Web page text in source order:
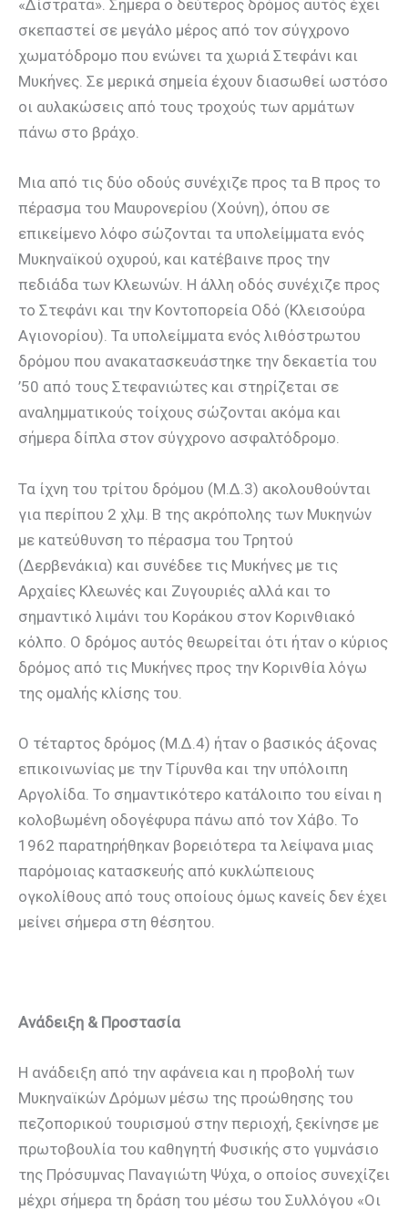
«Δίστρατα». Σήμερα ο δεύτερος δρόμος αυτός έχει
σκεπαστεί σε μεγάλο μέρος από τον σύγχρονο
χωματόδρομο που ενώνει τα χωριά Στεφάνι και
Μυκήνες. Σε μερικά σημεία έχουν διασωθεί ωστόσο
οι αυλακώσεις από τους τροχούς των αρμάτων
πάνω στο βράχο.
Μια από τις δύο οδούς συνέχιζε προς τα Β προς το
πέρασμα του Μαυρονερίου (Χούνη), όπου σε
επικείμενο λόφο σώζονται τα υπολείμματα ενός
Μυκηναϊκού οχυρού, και κατέβαινε προς την
πεδιάδα των Κλεωνών. Η άλλη οδός συνέχιζε προς
το Στεφάνι και την Κοντοπορεία Οδό (Κλεισούρα
Αγιονορίου). Τα υπολείμματα ενός λιθόστρωτου
δρόμου που ανακατασκευάστηκε την δεκαετία του
’50 από τους Στεφανιώτες και στηρίζεται σε
αναλημματικούς τοίχους σώζονται ακόμα και
σήμερα δίπλα στον σύγχρονο ασφαλτόδρομο.
Τα ίχνη του τρίτου δρόμου (Μ.Δ.3) ακολουθούνται
για περίπου 2 χλμ. Β της ακρόπολης των Μυκηνών
με κατεύθυνση το πέρασμα του Τρητού
(Δερβενάκια) και συνέδεε τις Μυκήνες με τις
Αρχαίες Κλεωνές και Ζυγουριές αλλά και το
σημαντικό λιμάνι του Κοράκου στον Κορινθιακό
κόλπο. Ο δρόμος αυτός θεωρείται ότι ήταν ο κύριος
δρόμος από τις Μυκήνες προς την Κορινθία λόγω
της ομαλής κλίσης του.
Ο τέταρτος δρόμος (Μ.Δ.4) ήταν ο βασικός άξονας
επικοινωνίας με την Τίρυνθα και την υπόλοιπη
Αργολίδα. Το σημαντικότερο κατάλοιπο του είναι η
κολοβωμένη οδογέφυρα πάνω από τον Xάβο. Το
1962 παρατηρήθηκαν βορειότερα τα λείψανα μιας
παρόμοιας κατασκευής από κυκλώπειους
ογκολίθους από τους οποίους όμως κανείς δεν έχει
μείνει σήμερα στη θέσητου.
Ανάδειξη & Προστασία
Η ανάδειξη από την αφάνεια και η προβολή των
Μυκηναϊκών Δρόμων μέσω της προώθησης του
πεζοπορικού τουρισμού στην περιοχή, ξεκίνησε με
πρωτοβουλία του καθηγητή Φυσικής στο γυμνάσιο
της Πρόσυμνας Παναγιώτη Ψύχα, ο οποίος συνεχίζει
μέχρι σήμερα τη δράση του μέσω του Συλλόγου «Οι